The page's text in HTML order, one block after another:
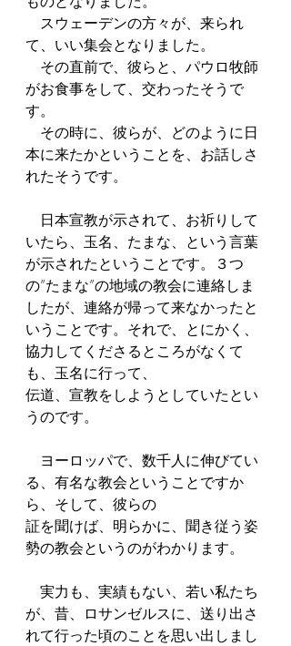
スウェーデンの方々が、来られ
て、いい集会となりました。
その直前で、彼らと、パウロ牧師
がお食事をして、交わったそうで
す。
その時に、彼らが、どのように日
本に来たかということを、お話しさ
れたそうです。
日本宣教が示されて、お祈りして
いたら、玉名、たまな、という言葉
が示されたということです。３つ
の”たまな”の地域の教会に連絡しま
したが、連絡が帰って来なかったと
いうことです。それで、とにかく、
協力してくださるところがなくて
も、玉名に行って、
伝道、宣教をしようとしていたとい
うのです。
ヨーロッパで、数千人に伸びてい
る、有名な教会ということですか
ら、そして、彼らの
証を聞けば、明らかに、聞き従う姿
勢の教会というのがわかります。
実力も、実績もない、若い私たち
が、昔、ロサンゼルスに、送り出さ
れて行った頃のことを思い出しまし